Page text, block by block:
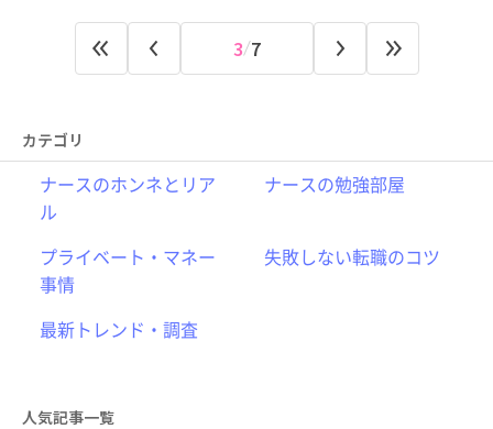
3 7
カテゴリ
ナースのホンネとリア
ル
ナースの勉強部屋
プライベート・マネー
事情
失敗しない転職のコツ
最新トレンド・調査
人気記事一覧